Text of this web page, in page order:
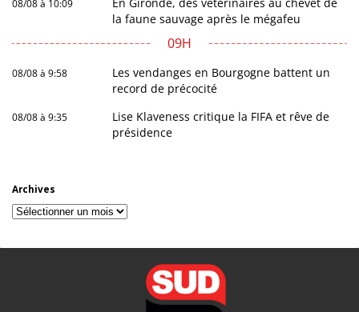
08/08 à 10:09
la faune sauvage après le mégafeu
09H
08/08 à 9:58
Les vendanges en Bourgogne battent un
record de précocité
08/08 à 9:35
Lise Klaveness critique la FIFA et rêve de
présidence
Archives
Archives